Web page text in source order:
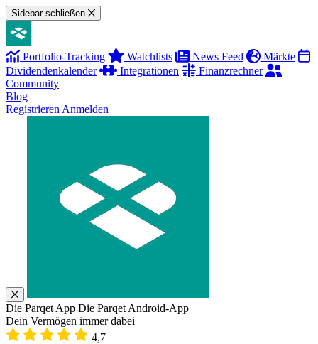
Sidebar schließen
Portfolio-Tracking Watchlists News Feed
Märkte
Dividendenkalender
Integrationen
Finanzrechner
Community
Blog
Registrieren Anmelden
Die Parqet App Die Parqet Android-App
Dein Vermögen immer dabei
4,7